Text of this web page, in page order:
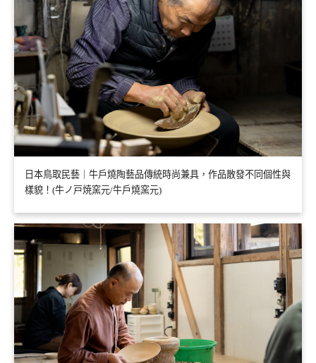
日本鳥取民藝｜牛戶燒陶藝品傳統時尚兼具，作品散發不同個性與
樣貌！(牛ノ戸焼窯元/牛戶燒窯元)